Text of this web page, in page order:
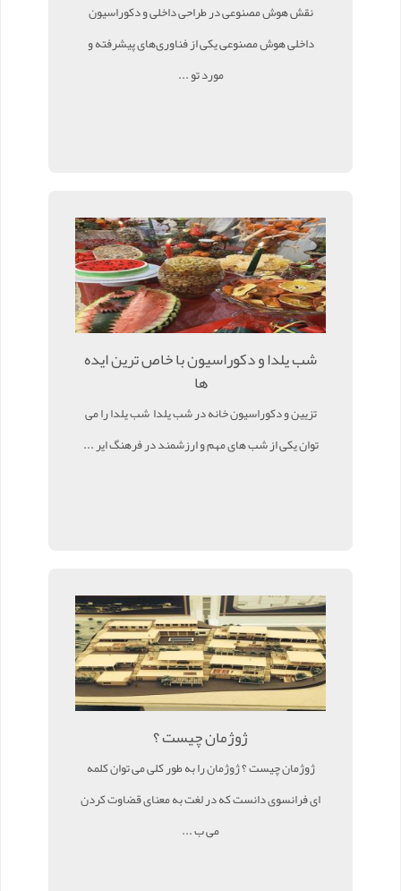
نقش هوش مصنوعی در طراحی داخلی و دکوراسیون
داخلی هوش مصنوعی یکی از فناوری‌های پیشرفته و
مورد تو ...
شب یلدا و دکوراسیون با خاص ترین ایده
ها
تزیین و دکوراسیون خانه در شب یلدا شب یلدا را می
توان یکی از شب های مهم و ارزشمند در فرهنگ ایر ...
ژوژمان چیست ؟
ژوژمان چیست ؟ ژوژمان را به طور کلی می توان کلمه
ای فرانسوی دانست که در لغت به معنای قضاوت کردن
می ب ...